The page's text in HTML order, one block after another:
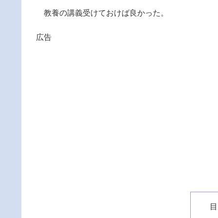
教養の講義受けておけば良かった。
広告